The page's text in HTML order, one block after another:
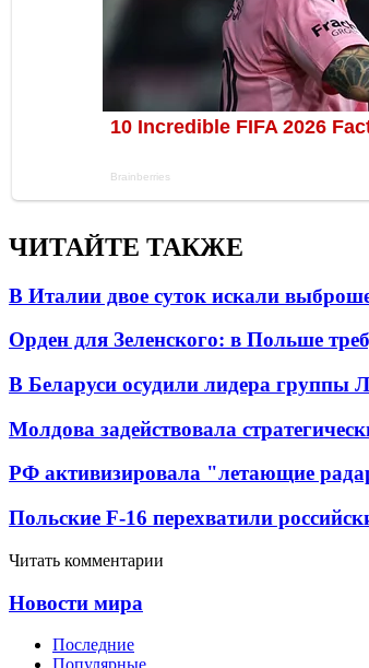
ЧИТАЙТЕ ТАКЖЕ
В Италии двое суток искали
Орден для Зеленского: в Польше
В Беларуси осудили лидера группы
Молдова задействовала
РФ активизировала "летающие
Польские F-16 перехватили
Читать комментарии
Новости мира
Последние